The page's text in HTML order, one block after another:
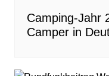
Camping-Jahr
Camper in